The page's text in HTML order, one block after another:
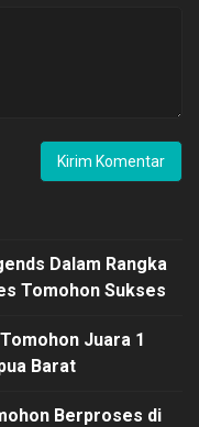
Dalam Rangka
Tomohon Sukses
Juara 1
Barat
Berproses di